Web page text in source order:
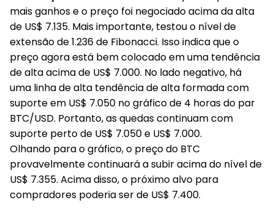
mais ganhos e o preço foi negociado acima da alta
de US$ 7.135. Mais importante, testou o nível de
extensão de 1.236 de Fibonacci. Isso indica que o
preço agora está bem colocado em uma tendência
de alta acima de US$ 7.000. No lado negativo, há
uma linha de alta tendência de alta formada com
suporte em US$ 7.050 no gráfico de 4 horas do par
BTC/USD. Portanto, as quedas continuam com
suporte perto de US$ 7.050 e US$ 7.000.
Olhando para o gráfico, o preço do BTC
provavelmente continuará a subir acima do nível de
US$ 7.355. Acima disso, o próximo alvo para
compradores poderia ser de US$ 7.400.